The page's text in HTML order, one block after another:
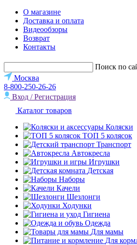
О магазине
Доставка и оплата
Видеообзоры
Возврат
Контакты
Поиск по
Москва
8-800-250-26-26
Вход / Регистрация
Каталог товаров
Коляски
ТОП 5 колясок
Транспорт
Автокресла
Игрушки
Детская
Наборы
Качели
Шезлонги
Ходунки
Гигиена
Одежда
Для мамы
Для